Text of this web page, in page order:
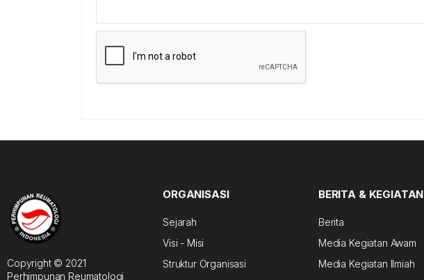
Copyright © 2021
Perhimpunan Reumatologi
ORGANISASI
Sejarah
Visi - Misi
Struktur Organisasi
BERITA & KEGIATAN
Berita
Media Kegiatan Awam
Media Kegiatan Ilmiah